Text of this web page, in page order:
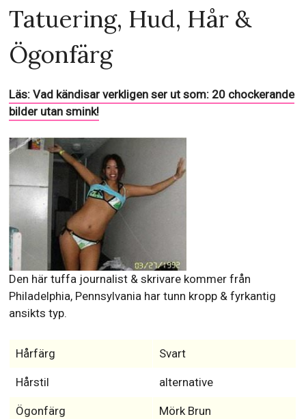
Tatuering, Hud, Hår &
Ögonfärg
Läs: Vad kändisar verkligen ser ut som: 20 chockerande
bilder utan smink!
Den här tuffa journalist & skrivare kommer från
Philadelphia, Pennsylvania har tunn kropp & fyrkantig
ansikts typ.
Hårfärg Svart
Hårstil alternative
Ögonfärg Mörk Brun